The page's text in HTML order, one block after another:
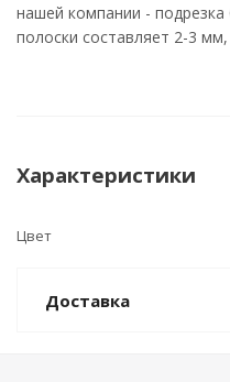
нашей компании -
полоски составляет 2-3
Характеристики
Цвет
Доставка